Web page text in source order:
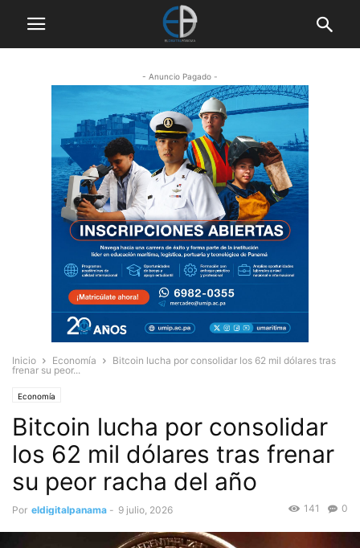
- Anuncio Pagado -
Inicio Economía
Bitcoin lucha por consolidar los 62 mil dólares tras
frenar su peor...
Economía
Bitcoin lucha por consolidar
los 62 mil dólares tras frenar
su peor racha del año
Por eldigitalpanama - 9 julio, 2026 0
141